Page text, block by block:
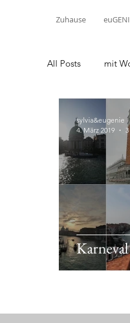
Zuhause
All Posts mit
sylvia&eugenie
4. März 2019